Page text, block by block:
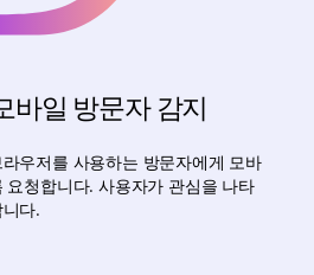
바일 방문자 감지
우저를 사용하는 방문자에게 모바
요청합니다. 사용자가 관심을 나타
다.